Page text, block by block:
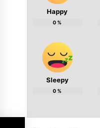
Happy
0%
Sleepy
0%